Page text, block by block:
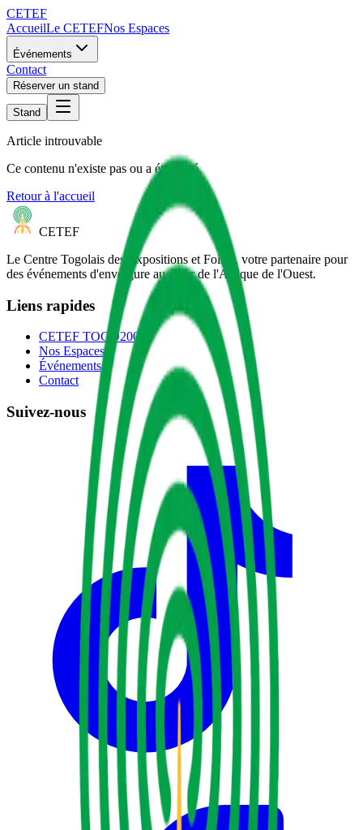
CETEF
AccueilLe CETEFNos Espaces
Événements
Contact
Réserver un stand
Stand
Article introuvable
Ce contenu n'existe pas ou a été retiré.
Retour à l'accueil
CETEF
Le Centre Togolais des Expositions et Foires, votre partenaire pour
des événements d'envergure au cœur de l'Afrique de l'Ouest.
Liens rapides
CETEF TOGO2000
Nos Espaces
Événements
Contact
Suivez-nous